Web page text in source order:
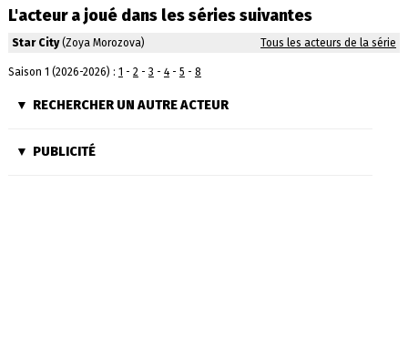
L'acteur a joué dans les séries suivantes
Star City(Zoya Morozova) Tous les acteurs de la série
Saison 1 (2026-2026) : 1 - 2- 3 - 4- 5 - 8
RECHERCHER UN AUTRE ACTEUR
PUBLICITÉ